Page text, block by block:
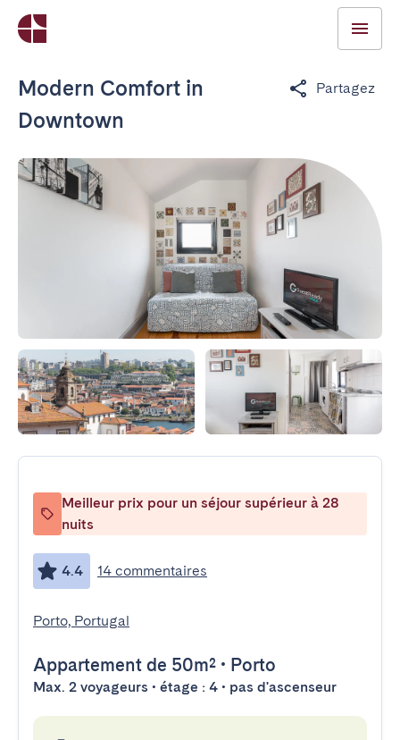
Modern Comfort in
Downtown
Partagez
Meilleur prix pour un séjour supérieur à 28
nuits
4.4 14 commentaires
Porto, Portugal
Appartement de 50m² • Porto
Max. 2 voyageurs • étage : 4 • pas d'ascenseur